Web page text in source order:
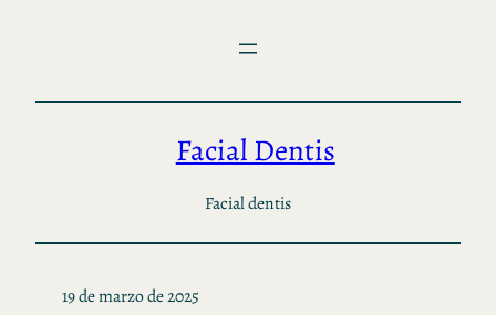
Facial Dentis
Facial dentis
19 de marzo de 2025